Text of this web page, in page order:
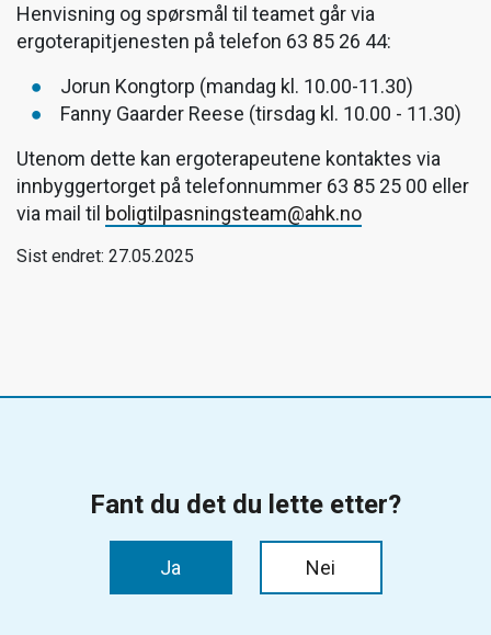
Henvisning og spørsmål til teamet går via
ergoterapitjenesten på telefon 63 85 26 44:
Jorun Kongtorp (mandag kl. 10.00-11.30)
Fanny Gaarder Reese (tirsdag kl. 10.00 - 11.30)
Utenom dette kan ergoterapeutene kontaktes via
innbyggertorget på telefonnummer 63 85 25 00 eller
via mail til boligtilpasningsteam@ahk.no
Sist endret: 27.05.2025